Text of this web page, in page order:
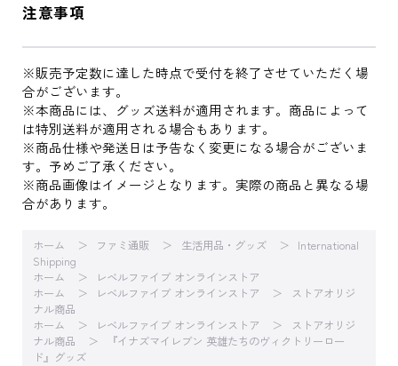
注意事項
※販売予定数に達した時点で受付を終了させていただく場
合がございます。
※本商品には、グッズ送料が適用されます。商品によって
は特別送料が適用される場合もあります。
※商品仕様や発送日は予告なく変更になる場合がございま
す。予めご了承ください。
※商品画像はイメージとなります。実際の商品と異なる場
合があります。
ホーム ファミ通販 生活用品・グッズ
International
Shipping
ホーム
レベルファイブ オンラインストア
ホーム
レベルファイブ オンラインストア
ストアオリジ
ナル商品
ホーム
レベルファイブ オンラインストア
ストアオリジ
ナル商品
『イナズマイレブン 英雄たちのヴィクトリーロー
ド』グッズ